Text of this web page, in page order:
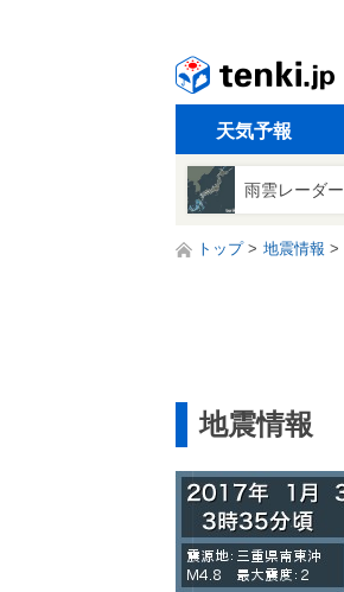
天気予報
雨雲レーダー
トップ 地震情報
地震情報